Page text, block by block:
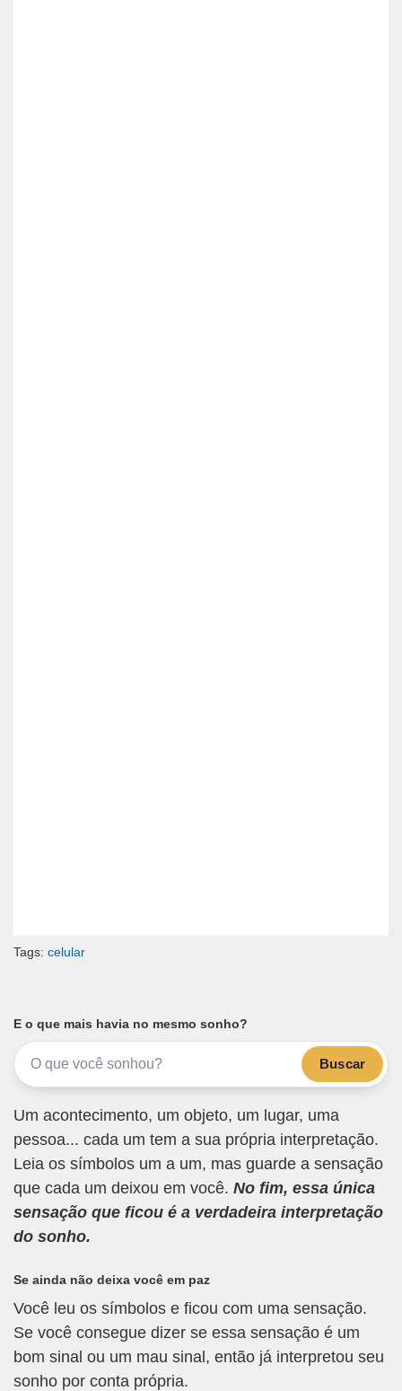
Tags: celular
E o que mais havia no mesmo sonho?
Buscar
Um acontecimento, um objeto, um lugar, uma
pessoa... cada um tem a sua própria interpretação.
Leia os símbolos um a um, mas guarde a sensação
que cada um deixou em você. No fim, essa única
sensação que ficou é a verdadeira interpretação
do sonho.
Se ainda não deixa você em paz
Você leu os símbolos e ficou com uma sensação.
Se você consegue dizer se essa sensação é um
bom sinal ou um mau sinal, então já interpretou seu
sonho por conta própria.